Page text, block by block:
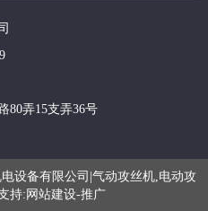
80弄15支弄36号
设备有限公司|气动攻丝机,电动攻
持: 网站建设-推广